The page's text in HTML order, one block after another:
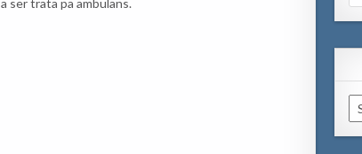
ser trata pa ambulans.